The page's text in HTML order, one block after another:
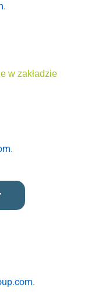
.
w zakładzie
.
.